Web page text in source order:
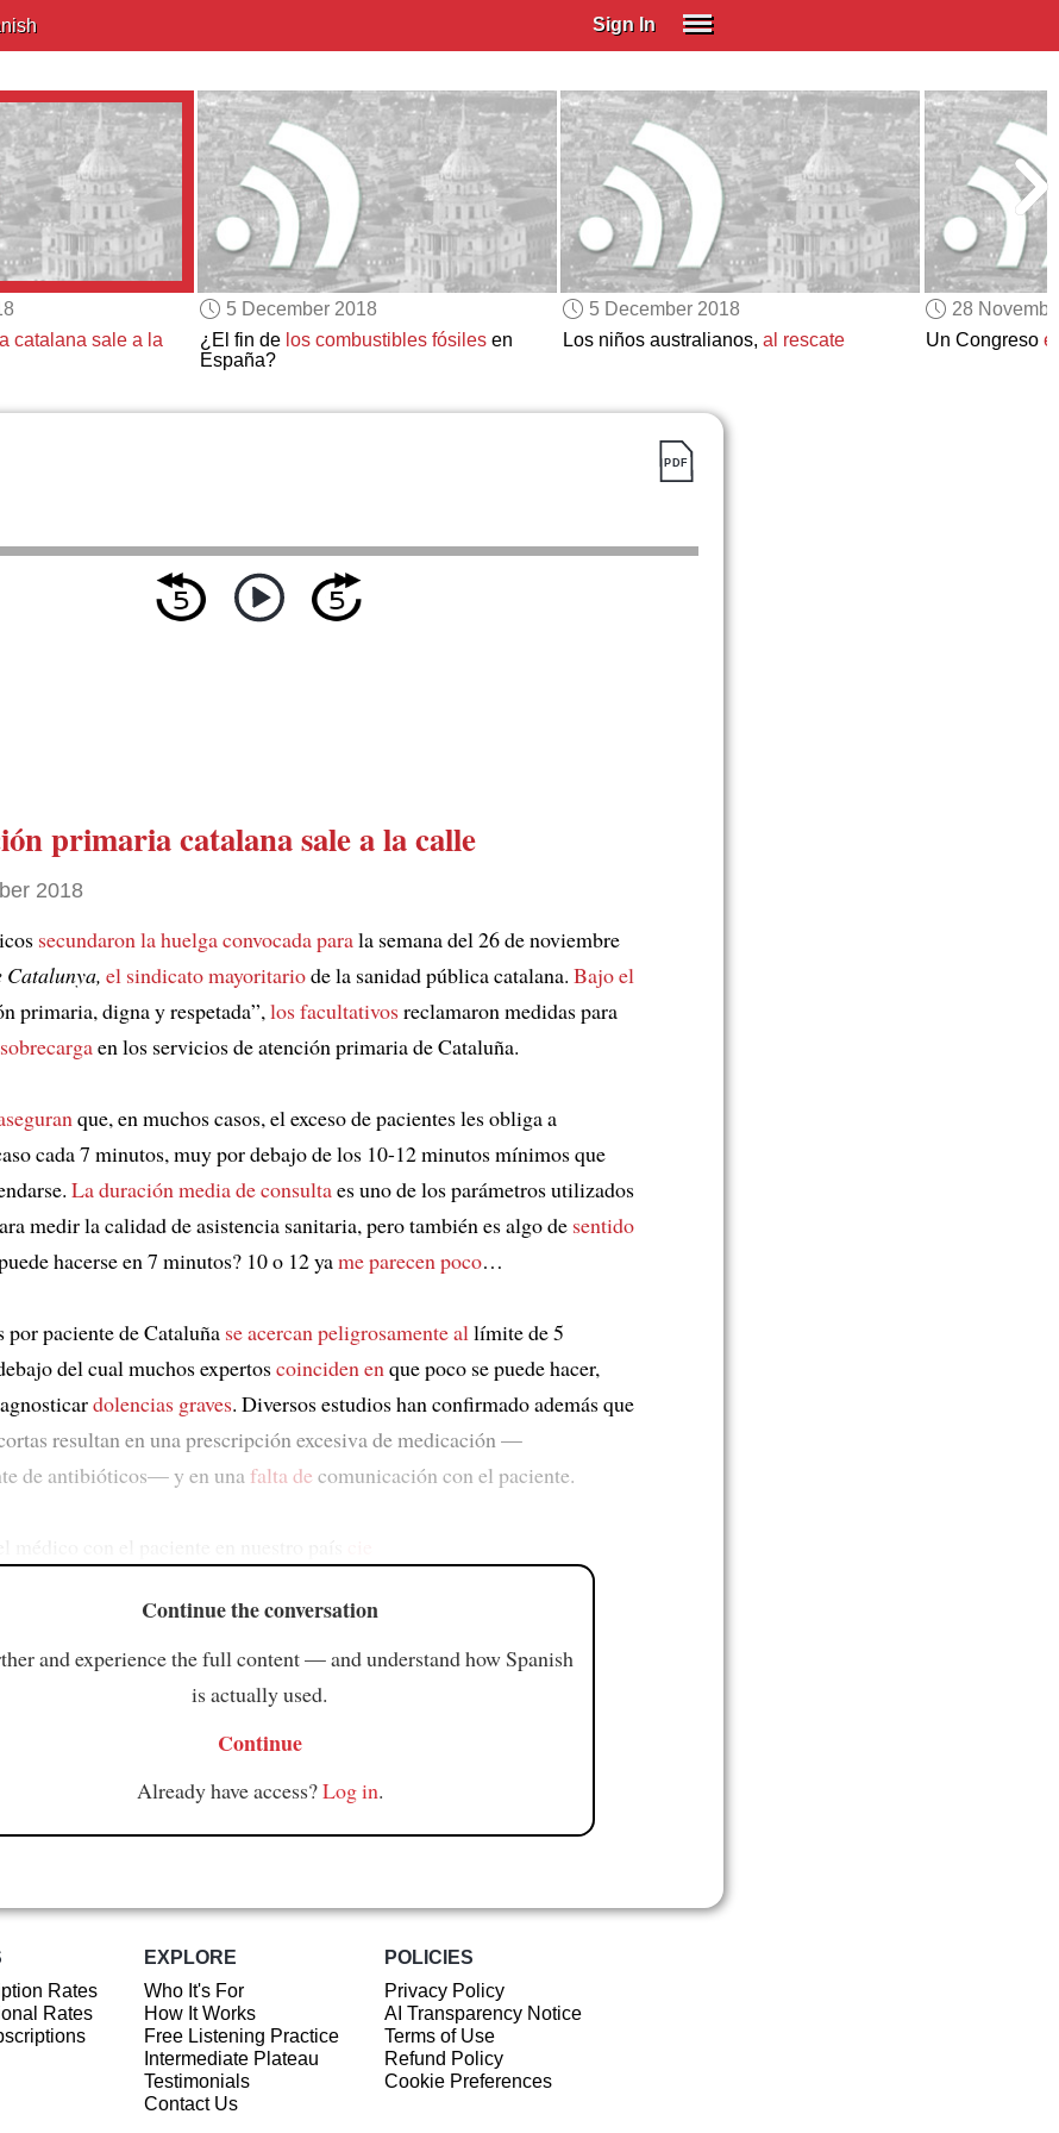
Sign In
Spanish (Spain)
Spanish (Latino)
SUBSCRIBE
EDUCATIONAL LICENSES
GIFT CARDS
OTHER LANGUAGES
catalana sale a la
5 December 2018
¿El fin de los combustibles fósilesen
España?
5 December 2018
Los niños australianos, al rescate
28
Un Congreso
primaria catalanasale a la calle
2018
secundaron la huelga convocada parala semana del 26 de noviembre
Catalunya, el sindicato mayoritariode la sanidad pública catalana. Bajo el
primaria, digna y respetada”, los facultativosreclamaron medidas para
en los servicios de atención primaria de Cataluña.
que, en muchos casos, el exceso de pacientes les obliga a
cada 7 minutos, muy por debajo de los 10-12 minutos mínimos que
La duración media de consultaes uno de los parámetros utilizados
medir la calidad de asistencia sanitaria, pero también es algo de sentido
hacerse en 7 minutos? 10 o 12 yame parecen poco…
paciente de Cataluña se acercan peligrosamente al límite de 5
del cual muchos expertoscoinciden en que poco se puede hacer,
dolencias graves. Diversos estudios han confirmado además que
resultan en una prescripción excesiva de medicación —
de antibióticos— y en una falta de comunicación con el paciente.
Continue the conversation
and experience the full content — and understand how Spanish
is actually used.
Continue
Already have access?Log in.
Rates
Rates
EXPLORE
Who It's For
How It Works
Free Listening Practice
Intermediate Plateau
Testimonials
Contact Us
POLICIES
Privacy Policy
AI Transparency Notice
Terms of Use
Refund Policy
Cookie Preferences